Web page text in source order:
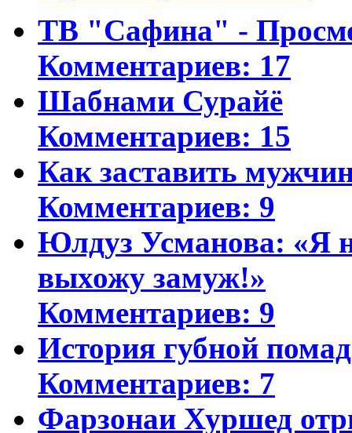
ТВ "Сафина" -
Комментариев: 17
Шабнами Сурайё
Комментариев: 15
Как заставить
Комментариев: 9
Юлдуз Усманова: «Я
выхожу замуж!»
Комментариев: 9
История губной
Комментариев: 7
Фарзонаи Хуршед